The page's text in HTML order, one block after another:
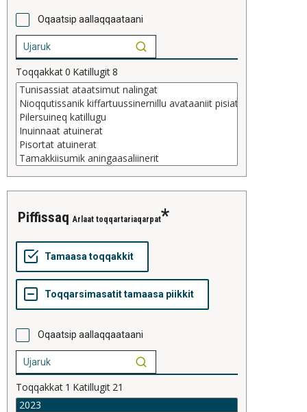
Oqaatsip aallaqqaataani
Toqqakkat0 Katillugit8
piffissaq Arlaat toqqartariaqarpat
Oqaatsip aallaqqaataani
Toqqakkat 1 Katillugit 21